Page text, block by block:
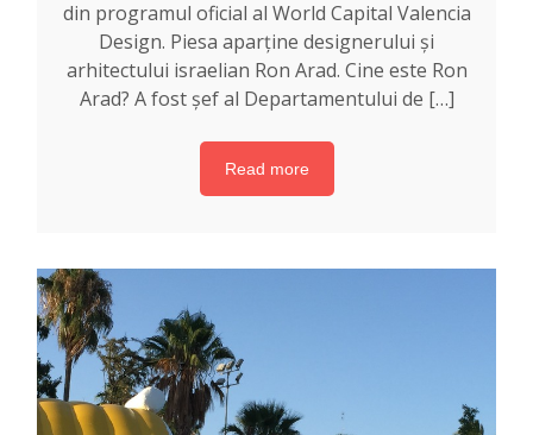
din programul oficial al World Capital Valencia
Design. Piesa aparține designerului și
arhitectului israelian Ron Arad. Cine este Ron
Arad? A fost șef al Departamentului de […]
Read more